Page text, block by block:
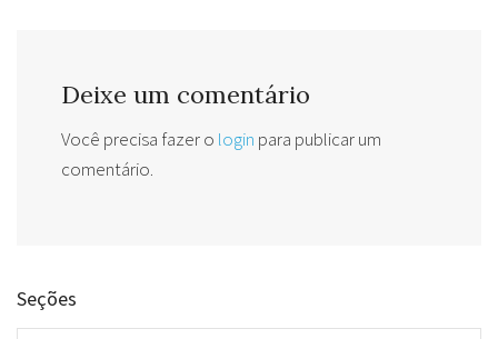
Deixe um comentário
Você precisa fazer o login para publicar um
comentário.
Seções